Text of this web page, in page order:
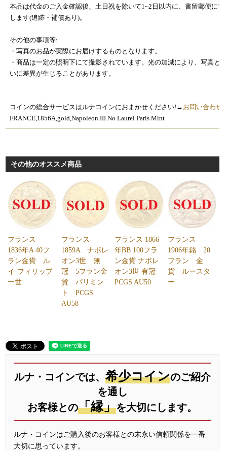
本品は代金のご入金確認後、土日祝を除いて1~2日以内に、書留郵便にて
します(追跡・補償あり)。
その他の事項等:
・写真のお品が実際にお届けするものとなります。
・商品は一定の照明下にて撮影されています。光の加減により、写真と
いに差異が生じることがあります。
コインの総合サービスはルナコインにおまかせください!→ お問い合わせ
FRANCE,1856A,gold,Napoleon III No Laurel Paris Mint
その他のオススメ商品
フランス
1836年A 40フ
ラン金貨 ル
イ-フィリップ
一世
フランス
1859A ナポレ
オン3世 無
冠 5フラン金
貨 パリミン
ト PCGS
AU58
フランス 1866
年BB 100フラ
ン金貨 ナポレ
オン3世 有冠
PCGS AU50
フランス
1906年銘 20
フラン 金
貨 ルースタ
ー
ルナ・コインでは、 希少コインのご紹介
を通し
お客様との「縁」を大切にします。
ルナ・コインはご購入後のお客様との末永い信頼関係を一番
大切に思っています。